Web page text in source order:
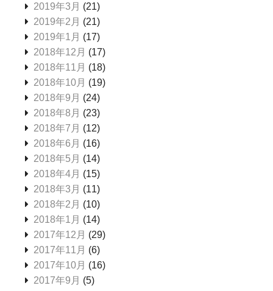
2019年3月 (21)
2019年2月 (21)
2019年1月 (17)
2018年12月 (17)
2018年11月 (18)
2018年10月 (19)
2018年9月 (24)
2018年8月 (23)
2018年7月 (12)
2018年6月 (16)
2018年5月 (14)
2018年4月 (15)
2018年3月 (11)
2018年2月 (10)
2018年1月 (14)
2017年12月 (29)
2017年11月 (6)
2017年10月 (16)
2017年9月 (5)